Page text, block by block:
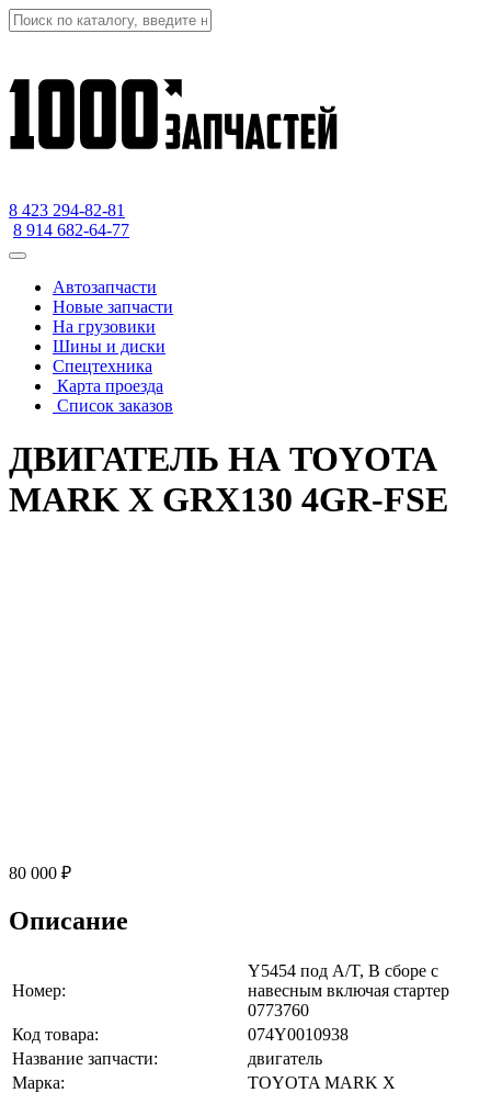
8 423 294-82-81
8 914 682-64-77
Автозапчасти
Новые запчасти
На грузовики
Шины и диски
Спецтехника
Карта проезда
Список заказов
ДВИГАТЕЛЬ НА TOYOTA
MARK X GRX130 4GR-FSE
80 000 ₽
Описание
Номер:
Y5454 под A/T, В сборе с
навесным включая стартер
0773760
Код товара:
074Y0010938
Название запчасти:
двигатель
Марка:
TOYOTA MARK X